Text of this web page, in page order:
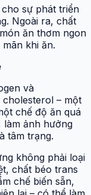
sự phát triển
Ngoài ra, chất
ăn thơm ngon
khi ăn.
và
– một
chế độ ăn quá
làm ảnh hưởng
tâm trạng.
không phải loại
chất béo trans
chế biến sẵn,